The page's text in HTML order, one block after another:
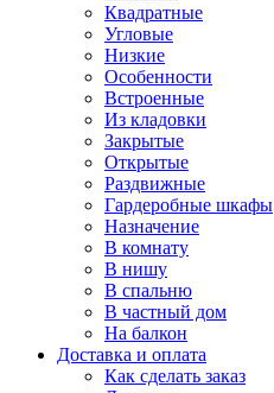
Квадратные
Угловые
Низкие
Особенности
Встроенные
Из кладовки
Закрытые
Открытые
Раздвижные
Гардеробные шкафы
Назначение
В комнату
В нишу
В спальню
В частный дом
На балкон
Доставка и оплата
Как сделать заказ